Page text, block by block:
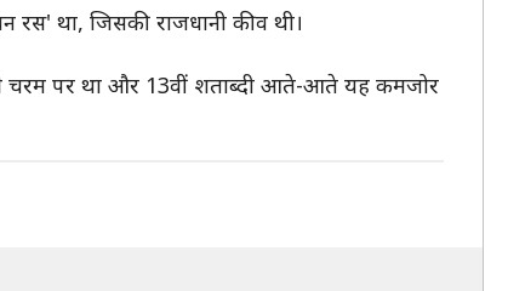
रस' था, जिसकी राजधानी कीव थी।
चरम पर था और 13वीं शताब्दी आते-आते यह कमजोर